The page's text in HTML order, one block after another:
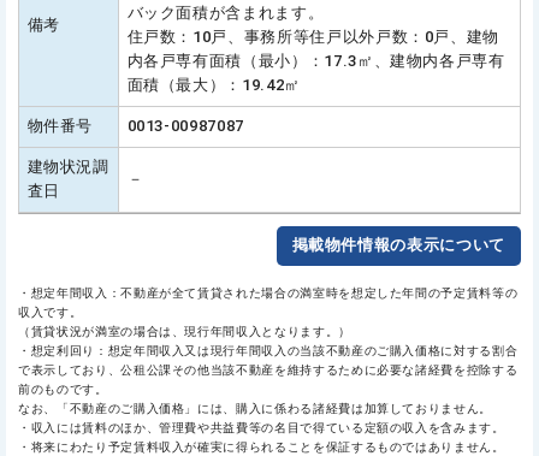
備考
バック面積が含まれます。
住戸数：10戸、事務所等住戸以外戸数：0戸、建物
内各戸専有面積（最小）：17.3㎡、建物内各戸専有
面積（最大）：19.42㎡
物件番号 0013-00987087
建物状況調
査日
－
掲載物件情報の表示について
・想定年間収入：不動産が全て賃貸された場合の満室時を想定した年間の予定賃料等の
収入です。
（賃貸状況が満室の場合は、現行年間収入となります。）
・想定利回り：想定年間収入又は現行年間収入の当該不動産のご購入価格に対する割合
で表示しており、公租公課その他当該不動産を維持するために必要な諸経費を控除する
前のものです。
なお、「不動産のご購入価格」には、購入に係わる諸経費は加算しておりません。
・収入には賃料のほか、管理費や共益費等の名目で得ている定額の収入を含みます。
・将来にわたり予定賃料収入が確実に得られることを保証するものではありません。